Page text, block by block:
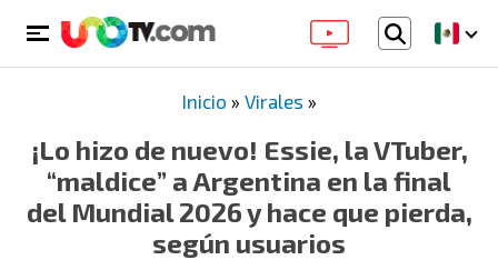
Inicio » Virales »
¡Lo hizo de nuevo! Essie, la VTuber,
“maldice” a Argentina en la final
del Mundial 2026 y hace que pierda,
según usuarios